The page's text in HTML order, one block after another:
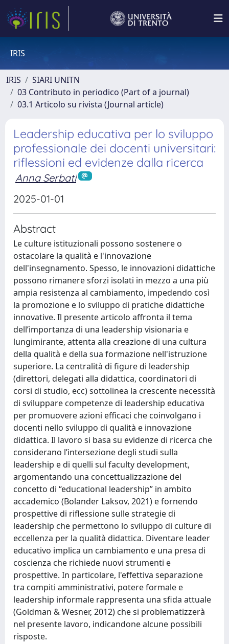
IRIS
IRIS
SIARI UNITN
03 Contributo in periodico (Part of a journal)
03.1 Articolo su rivista (Journal article)
Leadership educativa per lo sviluppo
professionale dei docenti universitari:
riflessioni ed evidenze dalla ricerca
Anna Serbati
2025-01-01
Abstract
Le culture istituzionali possono sostenere o
ostacolare la qualità e l'innovazione
dell'insegnamento. Spesso, le innovazioni didattiche
possono rimanere sforzi isolati in mezzo a una più
ampia resistenza al cambiamento, impedendo così
la promozione e lo sviluppo di pratiche didattiche
innovative. Il presente articolo affronta il tema
dell’importanza di una leadership visionaria e
lungimirante, attenta alla creazione di una cultura
della qualità e della sua formazione nell'istruzione
superiore. La centralità di figure di leadership
(direttori, delegati alla didattica, coordinatori di
corsi di studio, ecc) sottolinea la crescente necessità
di sviluppare competenze di leadership educativa
per promuovere azioni efficaci che coinvolgano i
docenti nello sviluppo di qualità e innovazione
didattica. Il lavoro si basa su evidenze di ricerca che
considerano l’intersezione degli studi sulla
leadership e di quelli sul faculty development,
argomentando una concettualizzazione del
concetto di “educational leadership” in ambito
accademico (Bolander Laksov, 2021) e fornendo
prospettive di riflessione sulle strategie di
leadership che permettono lo sviluppo di culture di
eccellenza per la qualità didattica. Diventare leader
educativo implica un cambiamento e una presa di
coscienza che richiede nuovi strumenti e
prospettive. In particolare, l'effettiva separazione
tra compiti amministrativi, potere formale e
leadership informale rappresenta una sfida attuale
(Goldman & Wesner, 2012) che si problematizzerà
nel presente lavoro, indicandone alcune possibili
risposte.